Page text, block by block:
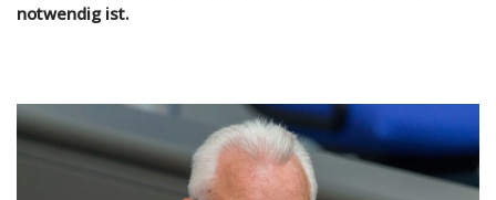
notwendig ist.